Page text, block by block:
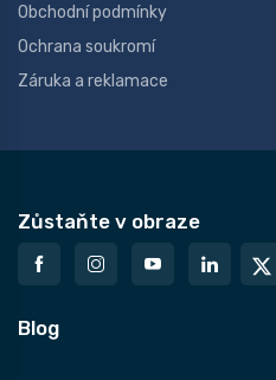
Obchodní podmínky
Ochrana soukromí
Záruka a reklamace
Zůstaňte v obraze
Blog